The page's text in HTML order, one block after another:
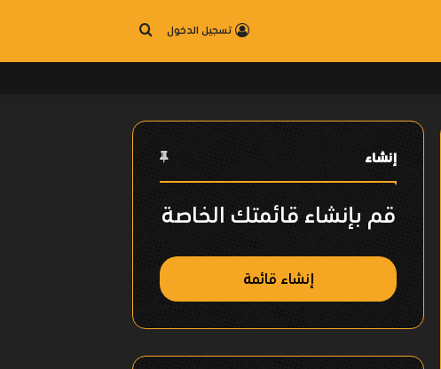
بحث تسجيل الدخول
إنشاء
قم بإنشاء قائمتك الخاصة
إنشاء قائمة